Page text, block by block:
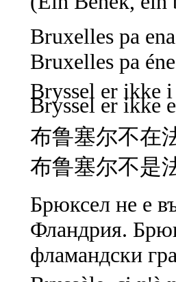
Bruxelles pa
Bruxelles pa
Bryssel er ikke
Bryssel er ikke
布鲁塞尔不在
布鲁塞尔不是
Брюксел не е
Фландрия.
фламандски